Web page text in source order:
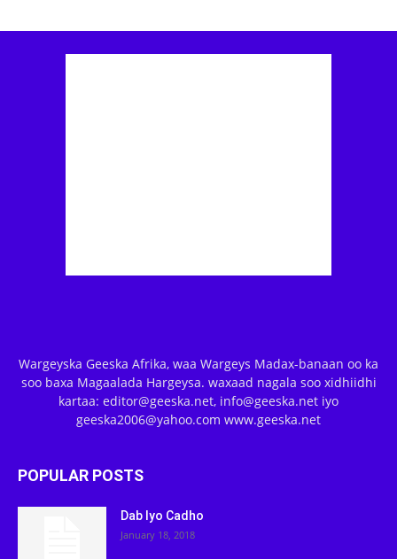
Wargeyska Geeska Afrika, waa Wargeys Madax-banaan oo ka
soo baxa Magaalada Hargeysa. waxaad nagala soo xidhiidhi
kartaa: editor@geeska.net, info@geeska.net iyo
geeska2006@yahoo.com www.geeska.net
POPULAR POSTS
Dab Iyo Cadho
January 18, 2018